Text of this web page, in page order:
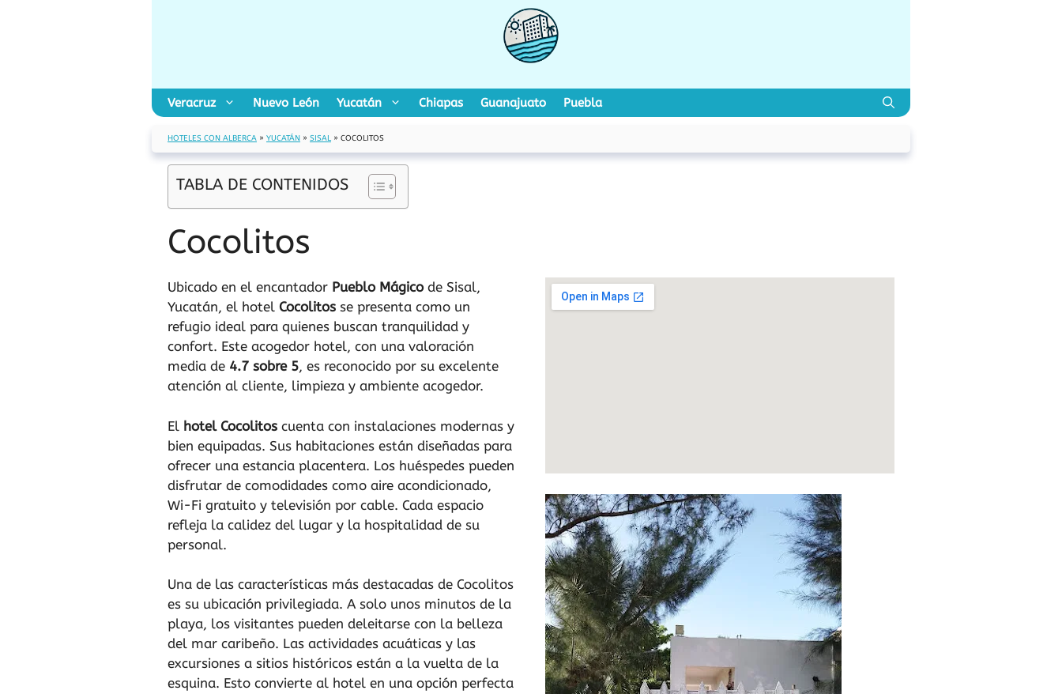
Veracruz Nuevo León Yucatán Chiapas Guanajuato Puebla
HOTELES CON ALBERCA » YUCATÁN » SISAL » COCOLITOS
TABLA DE CONTENIDOS
Cocolitos
Ubicado en el encantador Pueblo Mágicode Sisal,
Yucatán, el hotel Cocolitos se presenta como un
refugio ideal para quienes buscan tranquilidad y
confort. Este acogedor hotel, con una valoración
media de 4.7 sobre 5, es reconocido por su excelente
atención al cliente, limpieza y ambiente acogedor.
El hotel Cocolitos cuenta con instalaciones modernas y
bien equipadas. Sus habitaciones están diseñadas para
ofrecer una estancia placentera. Los huéspedes pueden
disfrutar de comodidades como aire acondicionado,
Wi-Fi gratuito y televisión por cable. Cada espacio
refleja la calidez del lugar y la hospitalidad de su
personal.
Una de las características más destacadas de Cocolitos
es su ubicación privilegiada. A solo unos minutos de la
playa, los visitantes pueden deleitarse con la belleza
del mar caribeño. Las actividades acuáticas y las
excursiones a sitios históricos están a la vuelta de la
esquina. Esto convierte al hotel en una opción perfecta